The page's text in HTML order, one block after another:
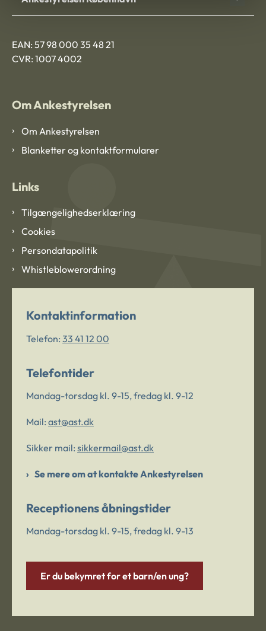
EAN: 57 98 000 35 48 21
CVR: 1007 4002
Om Ankestyrelsen
Om Ankestyrelsen
Blanketter og kontaktformularer
Links
Tilgængelighedserklæring
Cookies
Persondatapolitik
Whistleblowerordning
Kontaktinformation
Telefon: 33 41 12 00
Telefontider
Mandag-torsdag kl. 9-15, fredag kl. 9-12
Mail: ast@ast.dk
Sikker mail: sikkermail@ast.dk
Se mere om at kontakte Ankestyrelsen
Receptionens åbningstider
Mandag-torsdag kl. 9-15, fredag kl. 9-13
Er du bekymret for et barn/en ung?